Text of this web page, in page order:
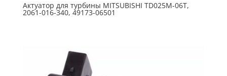
Актуатор для турбины MITSUBISHI TD025M-06T,
2061-016-340, 49173-06501